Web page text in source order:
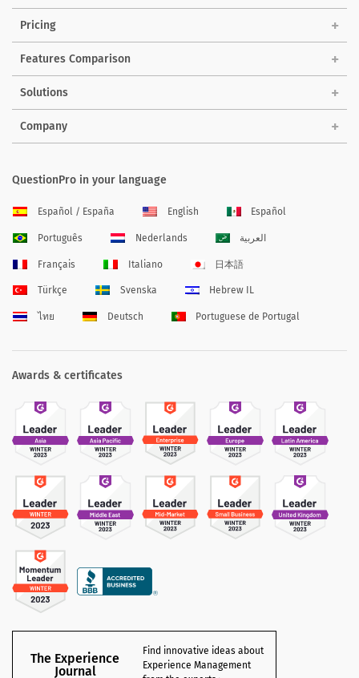
Pricing
Features Comparison
Solutions
Company
QuestionPro in your language
Español / España English Español
Português Nederlands العربية
Français Italiano 日本語
Türkçe Svenska Hebrew IL
ไทย Deutsch Portuguese de Portugal
Awards & certificates
The Experience
Journal
Find innovative ideas about
Experience Management